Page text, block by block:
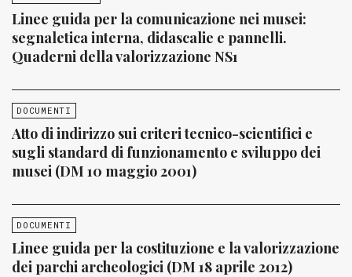
Linee guida per la comunicazione nei musei:
segnaletica interna, didascalie e pannelli.
Quaderni della valorizzazione NS1
DOCUMENTI
Atto di indirizzo sui criteri tecnico-scientifici e
sugli standard di funzionamento e sviluppo dei
musei (DM 10 maggio 2001)
DOCUMENTI
Linee guida per la costituzione e la valorizzazione
dei parchi archeologici (DM 18 aprile 2012)